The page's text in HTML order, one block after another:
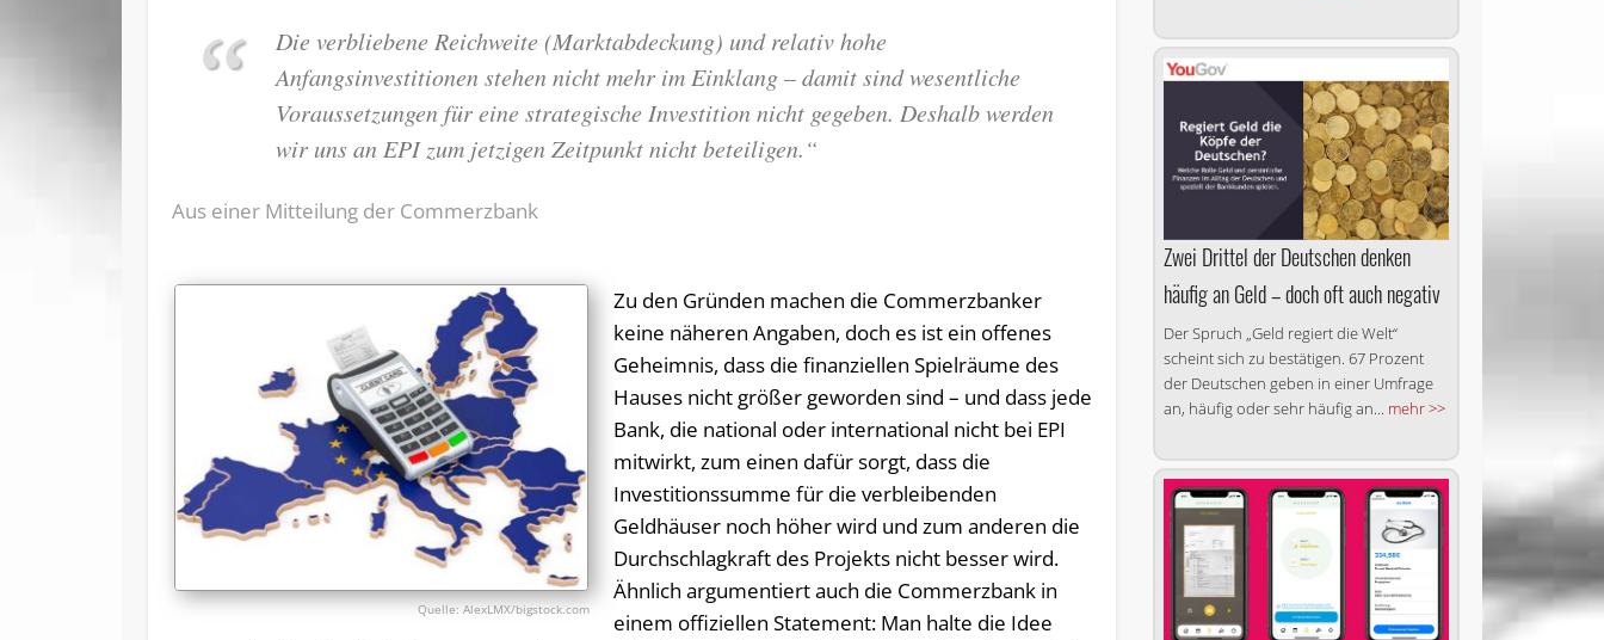
Die verbliebene Reichweite (Marktabdeckung) und relativ hohe
Anfangsinvestitionen stehen nicht mehr im Einklang – damit sind wesentliche
Voraussetzungen für eine strategische Investition nicht gegeben. Deshalb werden
wir uns an EPI zum jetzigen Zeitpunkt nicht beteiligen.“
Aus einer Mitteilung der Commerzbank
AlexLMX/bigstock.com
Zu den Gründen machen die Commerzbanker
keine näheren Angaben, doch es ist ein offenes
Geheimnis, dass die finanziellen Spielräume des
Hauses nicht größer geworden sind – und dass jede
Bank, die national oder international nicht bei EPI
mitwirkt, zum einen dafür sorgt, dass die
Investitionssumme für die verbleibenden
Geldhäuser noch höher wird und zum anderen die
Durchschlagkraft des Projekts nicht besser wird.
Ähnlich argumentiert auch die Commerzbank in
einem offiziellen Statement: Man halte die Idee
Zwei Drittel der Deutschen denken
häufig an Geld – doch oft auch negativ
Der Spruch „Geld regiert die Welt“
scheint sich zu bestätigen. 67 Prozent
der Deutschen geben in einer Umfrage
an, häufig oder sehr häufig an... mehr >>